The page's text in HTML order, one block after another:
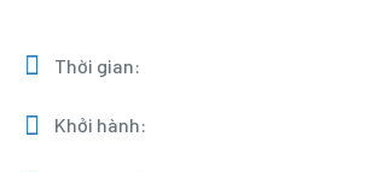
Thời gian:
Khởi hành: